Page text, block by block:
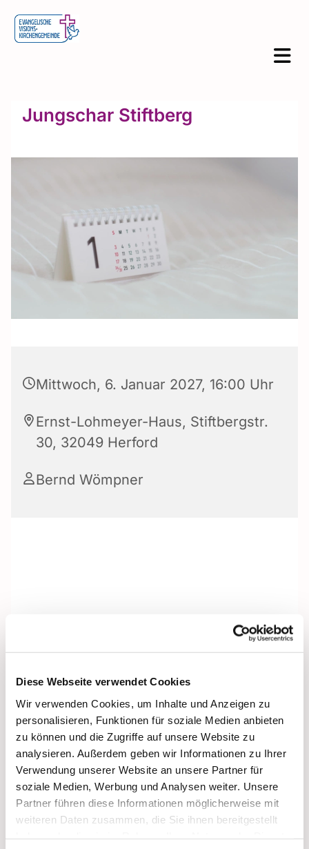
Diese Webseite verwendet Cookies
Wir verwenden Cookies, um Inhalte und Anzeigen zu
personalisieren, Funktionen für soziale Medien anbieten
zu können und die Zugriffe auf unsere Website zu
analysieren. Außerdem geben wir Informationen zu Ihrer
Verwendung unserer Website an unsere Partner für
soziale Medien, Werbung und Analysen weiter. Unsere
Partner führen diese Informationen möglicherweise mit
weiteren Daten zusammen, die Sie ihnen bereitgestellt
Jungschar Stiftberg
Mittwoch, 6. Januar 2027, 16:00 Uhr
Ernst-Lohmeyer-Haus, Stiftbergstr.
30, 32049 Herford
Bernd Wömpner
Dies könnte Sie auch